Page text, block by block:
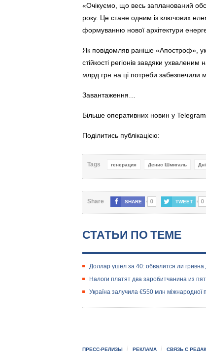
«Очікуємо, що весь запланований
року. Це стане одним із ключових
формуванню нової архітектури
Як повідомляв раніше «Апостроф»,
стійкості регіонів завдяки
млрд грн на ці потреби забезпечили
Завантаження…
Більше оперативних новин у
Поділитись публікацією:
Tags генерация Денис Шмигаль
Share SHARE 0 TWEET 0
СТАТЬИ ПО ТЕМЕ
Доллар ушел за 40: обвалится ли гривна
Налоги платят два заробитчанина из
Україна залучила €550 млн міжнародної
ПРЕСС-РЕЛИЗЫ РЕКЛАМА СВЯЗЬ С